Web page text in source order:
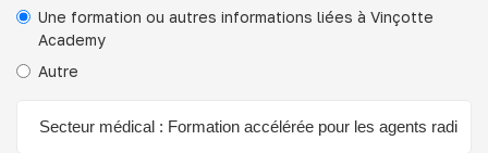
Une formation ou autres informations liées à Vinçotte
Academy
Autre